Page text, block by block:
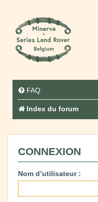
FAQ
Index du forum
CONNEXION
Nom d’utilisateur :